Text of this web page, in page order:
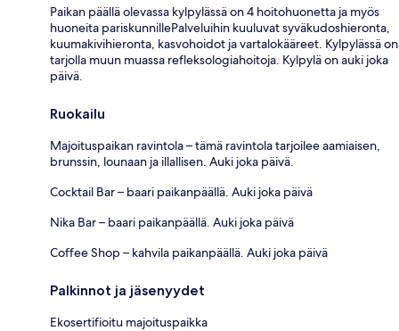
Paikan päällä olevassa kylpylässä on 4 hoitohuonetta ja myös
huoneita pariskunnillePalveluihin kuuluvat syväkudoshieronta,
kuumakivihieronta, kasvohoidot ja vartalokääreet. Kylpylässä on
tarjolla muun muassa refleksologiahoitoja. Kylpylä on auki joka
päivä.
Ruokailu
Majoituspaikan ravintola – tämä ravintola tarjoilee aamiaisen,
brunssin, lounaan ja illallisen. Auki joka päivä.
Cocktail Bar – baari paikanpäällä. Auki joka päivä
Nika Bar – baari paikanpäällä. Auki joka päivä
Coffee Shop – kahvila paikanpäällä. Auki joka päivä
Palkinnot ja jäsenyydet
Ekosertifioitu majoituspaikka